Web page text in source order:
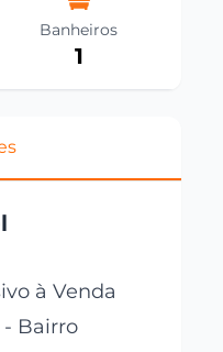
Banheiros
1
à Venda
- Bairro